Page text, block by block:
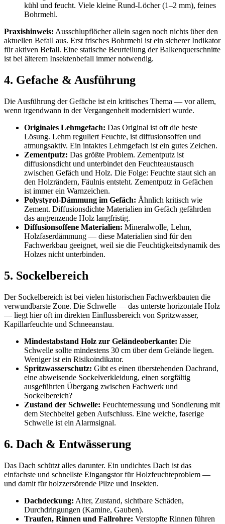
kühl und feucht. Viele kleine Rund-Löcher (1–2 mm), feines
Bohrmehl.
Praxishinweis: Ausschlupflöcher allein sagen noch nichts über den
aktuellen Befall aus. Erst frisches Bohrmehl ist ein sicherer Indikator
für aktiven Befall. Eine statische Beurteilung der Balkenquerschnitte
ist bei älterem Insektenbefall immer notwendig.
4. Gefache & Ausführung
Die Ausführung der Gefäche ist ein kritisches Thema — vor allem,
wenn irgendwann in der Vergangenheit modernisiert wurde.
Originales Lehmgefach: Das Original ist oft die beste
Lösung. Lehm reguliert Feuchte, ist diffusionsoffen und
atmungsaktiv. Ein intaktes Lehmgefach ist ein gutes Zeichen.
Zementputz: Das größte Problem. Zementputz ist
diffusionsdicht und unterbindet den Feuchteaustausch
zwischen Gefäch und Holz. Die Folge: Feuchte staut sich an
den Holzrändern, Fäulnis entsteht. Zementputz in Gefächen
ist immer ein Warnzeichen.
Polystyrol-Dämmung im Gefäch: Ähnlich kritisch wie
Zement. Diffusionsdichte Materialien im Gefäch gefährden
das angrenzende Holz langfristig.
Diffusionsoffene Materialien: Mineralwolle, Lehm,
Holzfaserdämmung — diese Materialien sind für den
Fachwerkbau geeignet, weil sie die Feuchtigkeitsdynamik des
Holzes nicht unterbinden.
5. Sockelbereich
Der Sockelbereich ist bei vielen historischen Fachwerkbauten die
verwundbarste Zone. Die Schwelle — das unterste horizontale Holz
— liegt hier oft im direkten Einflussbereich von Spritzwasser,
Kapillarfeuchte und Schneeanstau.
Mindestabstand Holz zur Geländeoberkante: Die
Schwelle sollte mindestens 30 cm über dem Gelände liegen.
Weniger ist ein Risikoindikator.
Spritzwasserschutz: Gibt es einen überstehenden Dachrand,
eine abweisende Sockelverkleidung, einen sorgfältig
ausgeführten Übergang zwischen Fachwerk und
Sockelbereich?
Zustand der Schwelle: Feuchtemessung und Sondierung mit
dem Stechbeitel geben Aufschluss. Eine weiche, faserige
Schwelle ist ein Alarmsignal.
6. Dach & Entwässerung
Das Dach schützt alles darunter. Ein undichtes Dach ist das
einfachste und schnellste Eingangstor für Holzfeuchteproblem —
und damit für holzzersörende Pilze und Insekten.
Dachdeckung: Alter, Zustand, sichtbare Schäden,
Durchdringungen (Kamine, Gauben).
Traufen, Rinnen und Fallrohre: Verstopfte Rinnen führen